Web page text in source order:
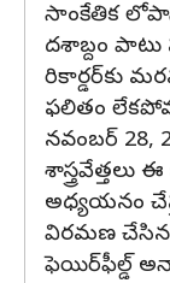
సాంకేతిక
దశాబ్దం
రికార్డర్‌కు
ఫలితం
నవంబర్ 28,
అధ్యయనం
విరమణ చేసిన
ఫెయిర్‌ఫీల్డ్